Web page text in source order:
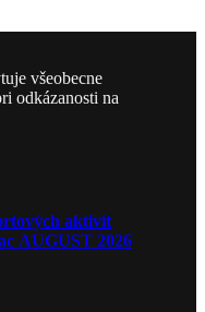
všeobecne
odkázanosti na
aktivít
AUGUST 2026